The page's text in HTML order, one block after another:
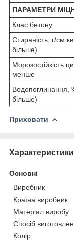
ПАРАМЕТРИ
Клас бетону
Стираність, г/см
більше)
Морозостійкість
менше
Водопоглинання,
більше)
Приховати
Характеристики
Основні
Виробник
Країна виробник
Матеріал виробу
Спосіб
Колір